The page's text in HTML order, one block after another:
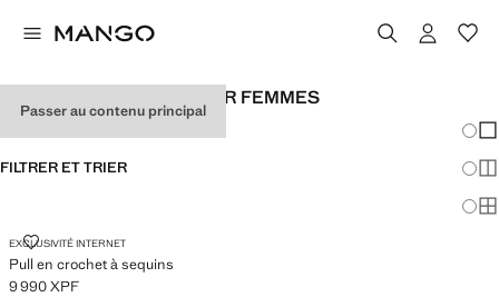
Passer au contenu principal
LOOKS DE FESTIVAL POUR FEMMES
FILTRER ET TRIER
EXCLUSIVITÉ INTERNET
Pull en crochet à sequins
PULL EN CROCHET À SEQUINS
Prix actuel [9 990 XPF ]
9 990 XPF